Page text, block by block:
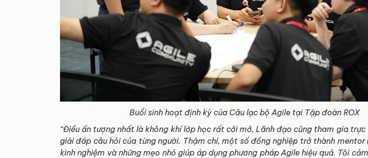
Buổi sinh hoạt định kỳ của Câu lạc bộ Agile tại Tập đoàn ROX
“Điều ấn tượng nhất là không khí lớp học rất cởi mở. Lãnh đạo cũng tham gia trực
giải đáp câu hỏi của từng người. Thậm chí, một số đồng nghiệp trở thành mentor
kinh nghiệm và những mẹo nhỏ giúp áp dụng phương pháp Agile hiệu quả. Tôi